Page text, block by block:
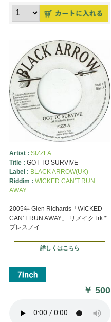
Artist : SIZZLA
Title : GOT TO SURVIVE
Label : BLACK ARROW(UK)
Riddim : WICKED CAN’T RUN
AWAY
2005年 Glen Richards「WICKED
CAN’T RUN AWAY」 リメイクTrk *
プレスノイ ...
詳しくはこちら
￥500